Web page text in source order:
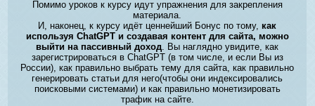
Помимо уроков к курсу идут упражнения для закрепления
материала.
И, наконец, к курсу идёт ценнейший Бонус по тому,как
используя ChatGPT и создавая контент для сайта, можно
выйти на пассивный доход. Вы наглядно увидите, как
зарегистрироваться в ChatGPT (в том числе, и если Вы из
России), как правильно выбрать тему для сайта, как правильно
генерировать статьи для него(чтобы они индексировались
поисковыми системами) и как правильно монетизировать
трафик на сайте.